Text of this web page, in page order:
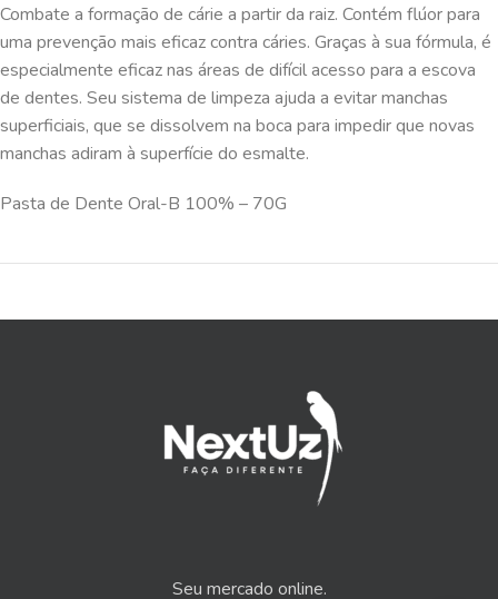
Combate a formação de cárie a partir da raiz. Contém flúor para
uma prevenção mais eficaz contra cáries. Graças à sua fórmula, é
especialmente eficaz nas áreas de difícil acesso para a escova
de dentes. Seu sistema de limpeza ajuda a evitar manchas
superficiais, que se dissolvem na boca para impedir que novas
manchas adiram à superfície do esmalte.
Pasta de Dente Oral-B 100% – 70G
Seu mercado online.